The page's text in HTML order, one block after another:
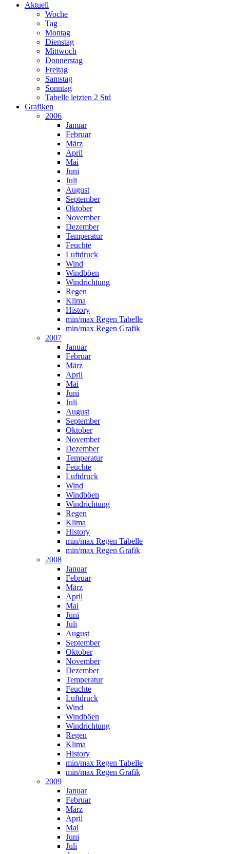
Aktuell
Woche
Tag
Montag
Dienstag
Mittwoch
Donnerstag
Freitag
Samstag
Sonntag
Tabelle letzten 2 Std
Grafiken
2006
Januar
Februar
März
April
Mai
Juni
Juli
August
September
Oktober
November
Dezember
Temperatur
Feuchte
Luftdruck
Wind
Windböen
Windrichtung
Regen
Klima
History
min/max Regen Tabelle
min/max Regen Grafik
2007
Januar
Februar
März
April
Mai
Juni
Juli
August
September
Oktober
November
Dezember
Temperatur
Feuchte
Luftdruck
Wind
Windböen
Windrichtung
Regen
Klima
History
min/max Regen Tabelle
min/max Regen Grafik
2008
Januar
Februar
März
April
Mai
Juni
Juli
August
September
Oktober
November
Dezember
Temperatur
Feuchte
Luftdruck
Wind
Windböen
Windrichtung
Regen
Klima
History
min/max Regen Tabelle
min/max Regen Grafik
2009
Januar
Februar
März
April
Mai
Juni
Juli